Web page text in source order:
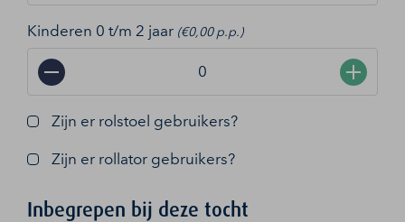
Kinderen 0 t/m 2 jaar (€0,00 p.p.)
− +
Zijn er rolstoel gebruikers?
Zijn er rollator gebruikers?
Inbegrepen bij deze tocht